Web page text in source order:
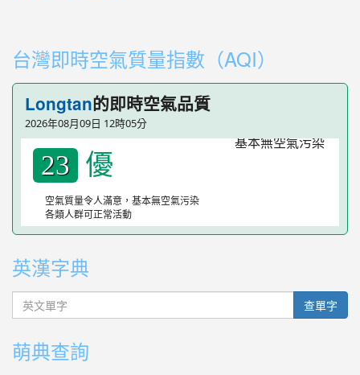
台灣即時空氣質量指數（AQI）
Longtan的即時空氣品質
2026年08月09日 12時05分
23 優
空氣質量令人滿意，基本無空氣污染
各類人群可正常活動
英漢字典
英文單字 查單字
萌典查詢